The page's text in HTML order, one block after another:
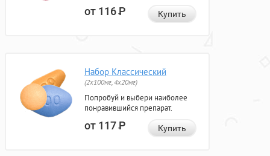
от 116Р Купить
Набор Классический
(2x100мг, 4x20мг)
Попробуй и выбери наиболее
понравившийся препарат.
от 117Р Купить